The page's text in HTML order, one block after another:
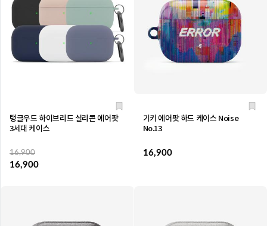
탱글우드 하이브리드 실리콘 에어팟
3세대 케이스
16,900
16,900
기키 에어팟 하드 케이스 Noise
No.13
16,900